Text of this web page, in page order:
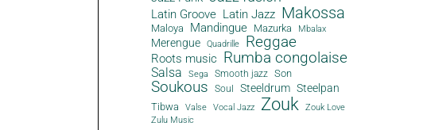
Latin Groove Latin Jazz Makossa
Maloya Mandingue Mazurka Mbalax
Merengue Quadrille Reggae
Roots music Rumba congolaise
Salsa Sega Smooth jazz Son
Soukous Soul Steeldrum Steelpan
Tibwa Valse Vocal Jazz Zouk
Zouk Love
Zulu Music